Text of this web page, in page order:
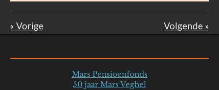
« Vorige Volgende »
Mars Pensioenfonds
50 jaar Mars Veghel